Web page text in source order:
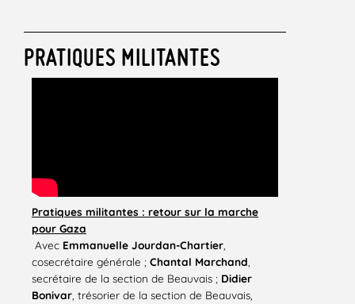
PRATIQUES MILITANTES
Pratiques militantes : retour sur la marche
pour Gaza
Avec Emmanuelle Jourdan-Chartier
cosecrétaire générale ; Chantal Marchand
secrétaire de la section de Beauvais ; Didier
Bonivar , trésorier de la section de Beauvais,